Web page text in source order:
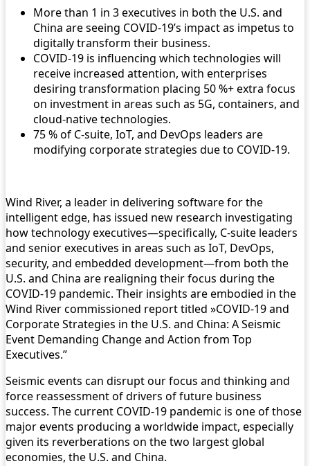
More than 1 in 3 executives in both the U.S. and
China are seeing COVID-19’s impact as impetus to
digitally transform their business.
COVID-19 is influencing which technologies will
receive increased attention, with enterprises
desiring transformation placing 50 %+ extra focus
on investment in areas such as 5G, containers, and
cloud-native technologies.
75 % of C-suite, IoT, and DevOps leaders are
modifying corporate strategies due to COVID-19.
Wind River, a leader in delivering software for the
intelligent edge, has issued new research investigating
how technology executives—specifically, C-suite leaders
and senior executives in areas such as IoT, DevOps,
security, and embedded development—from both the
U.S. and China are realigning their focus during the
COVID-19 pandemic. Their insights are embodied in the
Wind River commissioned report titled »COVID-19 and
Corporate Strategies in the U.S. and China: A Seismic
Event Demanding Change and Action from Top
Executives.”
Seismic events can disrupt our focus and thinking and
force reassessment of drivers of future business
success. The current COVID-19 pandemic is one of those
major events producing a worldwide impact, especially
given its reverberations on the two largest global
economies, the U.S. and China.